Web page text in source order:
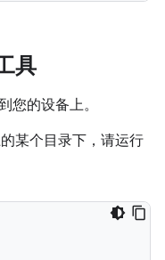
具
您的设备上。
某个目录下，请运行